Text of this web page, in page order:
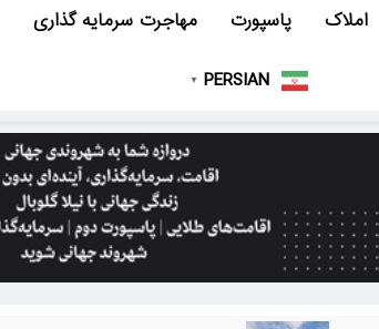
املاک پاسپورت مهاجرت سرمایه گذاری
PERSIAN
▼